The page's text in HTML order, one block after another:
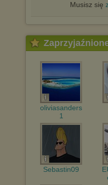
Musisz się
oliviasanders
1
Sebastin09